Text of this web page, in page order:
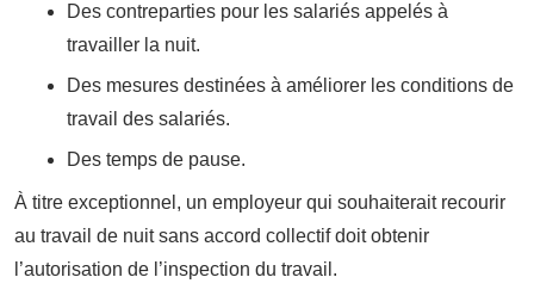
Des contreparties pour les salariés appelés à
travailler la nuit.
Des mesures destinées à améliorer les conditions de
travail des salariés.
Des temps de pause.
À titre exceptionnel, un employeur qui souhaiterait recourir
au travail de nuit sans accord collectif doit obtenir
l’autorisation de l’inspection du travail.